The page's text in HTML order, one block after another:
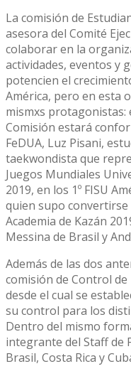
La comisión de
asesora del Comité
colaborar en la
actividades, eventos y
potencien el
América, pero en esta
mismxs protagonistas:
Comisión estará
FeDUA, Luz Pisani,
taekwondista que
Juegos Mundiales
2019, en los 1º FISU
quien supo convertirse
Academia de Kazán
Messina de Brasil y
Además de las dos
comisión de Control de
desde el cual se
su control para los
Dentro del mismo
integrante del Staff de
Brasil, Costa Rica y